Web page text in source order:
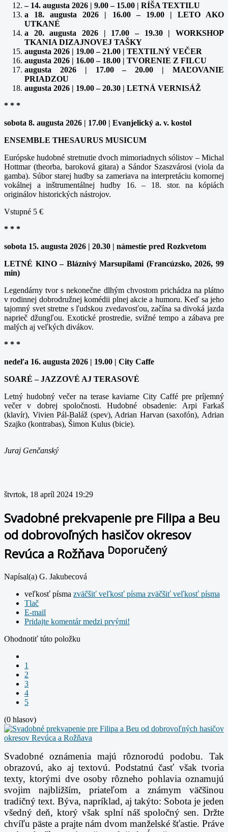
– 14. augusta 2026 | 9.00 – 15.00 | RÍŠA TEXTILU
a 18. augusta 2026 | 16.00 – 19.00 | LETO AKO
UTKANÉ
a 20. augusta 2026 | 17.00 – 19.30 | WORKSHOP
TKANIA DIZAJNOVEJ TAŠKY
augusta 2026 | 19.00 – 21.00 | TEXTILNÝ VEČER
augusta 2026 | 16.00 – 18.00 | TVORENIE Z FILCU
augusta 2026 | 17.00 – 20.00 | MAĽOVANIE
PRIADZOU
augusta 2026 | 19.00 – 20.30 | LETNÁ VERNISÁŽ
* * *
sobota 8. augusta 2026 | 17.00 | Evanjelický a. v. kostol
ENSEMBLE THESAURUS MUSICUM
Európske hudobné stretnutie dvoch mimoriadnych sólistov – Michal
Hottmar (theorba, baroková gitara) a Sándor Szaszvárosi (viola da
gamba). Súbor starej hudby sa zameriava na interpretáciu komornej
vokálnej a inštrumentálnej hudby 16. – 18. stor. na kópiách
originálov historických nástrojov.
Vstupné 5 €
* * *
sobota 15. augusta 2026 | 20.30 | námestie pred Rozkvetom
LETNÉ KINO – Bláznivý Marsupilami (Francúzsko, 2026, 99
min)
Legendárny tvor s nekonečne dlhým chvostom prichádza na plátno
v rodinnej dobrodružnej komédii plnej akcie a humoru. Keď sa jeho
tajomný svet stretne s ľudskou zvedavosťou, začína sa divoká jazda
naprieč džungľou. Exotické prostredie, svižné tempo a zábava pre
malých aj veľkých divákov.
* * *
nedeľa 16. augusta 2026 | 19.00 | City Caffe
SOARÉ – JAZZOVÉ AJ TERASOVÉ
Letný hudobný večer na terase kaviarne City Caffé pre príjemný
večer v dobrej spoločnosti. Hudobné obsadenie: Arpi Farkaš
(klavír), Vivien Pál-Baláž (spev), Adrian Harvan (saxofón), Adrian
Szajko (kontrabas), Šimon Kulus (bicie).
Juraj Genčanský
štvrtok, 18 apríl 2024 19:29
Svadobné prekvapenie pre Filipa a Beu
od dobrovoľných hasičov okresov
Revúca a Rožňava Doporučený
Napísal(a) G. Jakubecová
veľkosť písma zväčšiť veľkosť písma zväčšiť veľkosť písma
Tlač
E-mail
Pridajte komentár medzi prvými!
Ohodnotiť túto položku
1
2
3
4
5
(0 hlasov)
Svadobné oznámenia majú rôznorodú podobu. Tak
obrazovú, ako aj textovú. Podstatnú časť však tvoria
texty, ktorými dve osoby rôzneho pohlavia oznamujú
svojim najbližším, priateľom a známym väčšinou
tradičný text. Býva, napríklad, aj takýto: Sobota je jeden
všedný deň, ktorý však splní náš spoločný sen. Držte
chvíľu päste a prajte nám dvom manželské šťastie. Práve